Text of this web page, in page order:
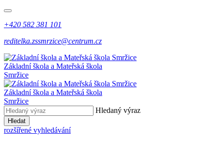
+420 582 381 101
reditelka.zssmrzice@centrum.cz
Základní škola a Mateřská škola
Smržice
Základní škola a Mateřská škola
Smržice
Hledaný výraz
Hledat
rozšířené vyhledávání